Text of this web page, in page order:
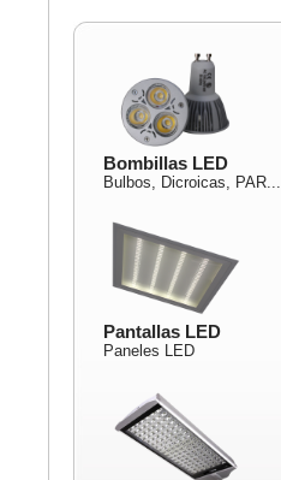
Bombillas LED
Bulbos, Dicroicas, PAR...
Pantallas LED
Paneles LED